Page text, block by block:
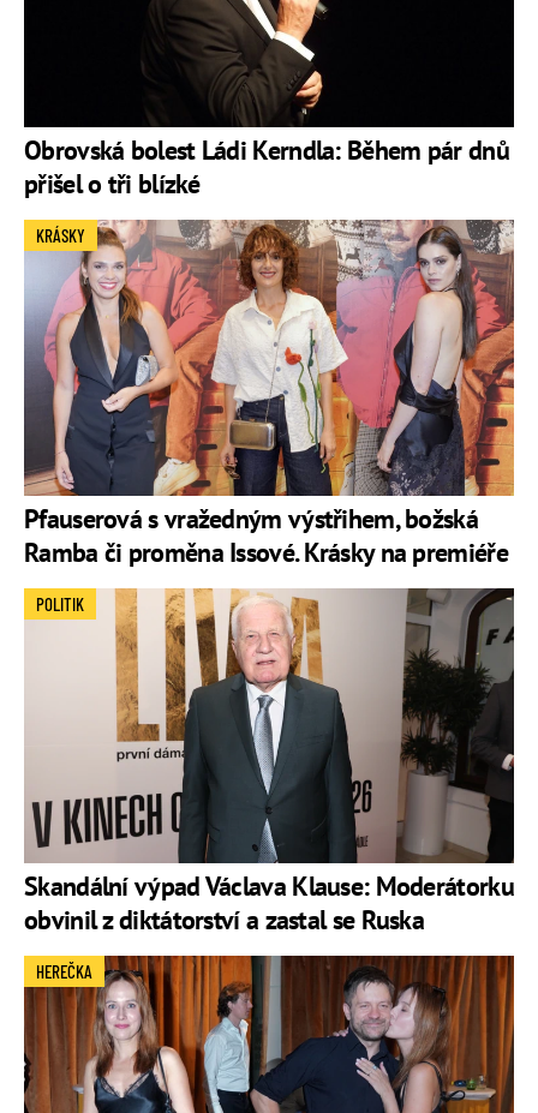
Obrovská bolest Ládi Kerndla: Během pár dnů
přišel o tři blízké
Pfauserová s vražedným výstřihem, božská
Ramba či proměna Issové. Krásky na premiéře
KRÁSKY
Skandální výpad Václava Klause: Moderátorku
obvinil z diktátorství a zastal se Ruska
POLITIK
HEREČKA